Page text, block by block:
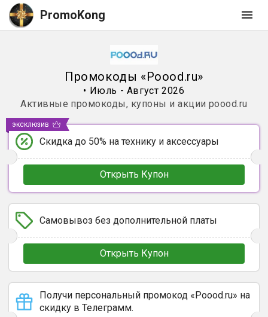
PromoKong
Промокоды «Poood.ru»
• Июль - Август 2026
Активные промокоды, купоны и акции poood.ru
Скидка до 50% на технику и аксессуары
Открыть Купон
эксклюзив
Самовывоз без дополнительной платы
Открыть Купон
Получи персональный промокод «Poood.ru» на
скидку в Телеграмм.